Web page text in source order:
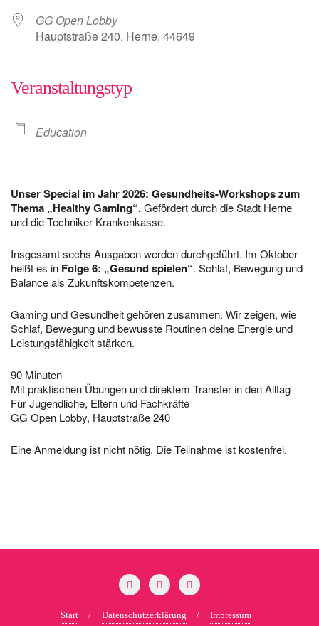
GG Open Lobby
Hauptstraße 240, Herne, 44649
Veranstaltungstyp
Education
Unser Special im Jahr 2026: Gesundheits-Workshops zum
Thema „Healthy Gaming“.Gefördert durch die Stadt Herne
und die Techniker Krankenkasse.
Insgesamt sechs Ausgaben werden durchgeführt. Im Oktober
heißt es in Folge 6: „Gesund spielen“. Schlaf, Bewegung und
Balance als Zukunftskompetenzen.
Gaming und Gesundheit gehören zusammen. Wir zeigen, wie
Schlaf, Bewegung und bewusste Routinen deine Energie und
Leistungsfähigkeit stärken.
90 Minuten
Mit praktischen Übungen und direktem Transfer in den Alltag
Für Jugendliche, Eltern und Fachkräfte
GG Open Lobby, Hauptstraße 240
Eine Anmeldung ist nicht nötig. Die Teilnahme ist kostenfrei.
Start Datenschutzerklärung Impressum